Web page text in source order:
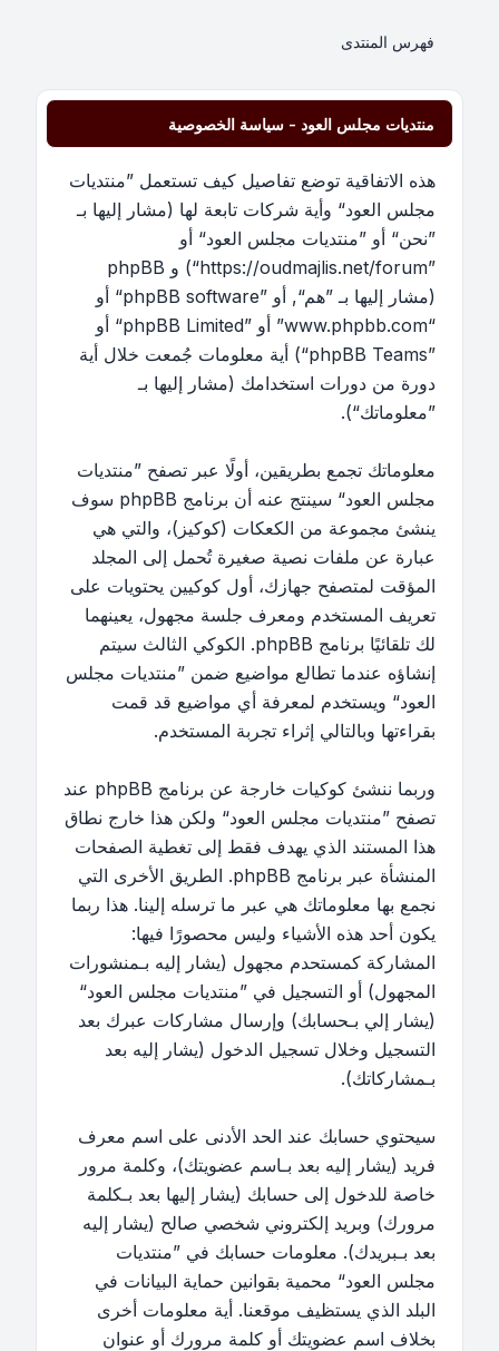
فهرس المنتدى
منتديات مجلس العود - سياسة الخصوصية
هذه الاتفاقية توضع تفاصيل كيف تستعمل ”منتديات
مجلس العود“ وأية شركات تابعة لها (مشار إليها بـ
”نحن“ أو ”منتديات مجلس العود“ أو
”https://oudmajlis.net/forum“) و phpBB
(مشار إليها بـ ”هم“, أو ”phpBB software“ أو
“www.phpbb.com” أو ”phpBB Limited“ أو
”phpBB Teams“) أية معلومات جُمعت خلال أية
دورة من دورات استخدامك (مشار إليها بـ
”معلوماتك“).
معلوماتك تجمع بطريقين، أولًا عبر تصفح ”منتديات
مجلس العود“ سينتج عنه أن برنامج phpBB سوف
ينشئ مجموعة من الكعكات (كوكيز)، والتي هي
عبارة عن ملفات نصية صغيرة تُحمل إلى المجلد
المؤقت لمتصفح جهازك، أول كوكيين يحتويات على
تعريف المستخدم ومعرف جلسة مجهول، يعينهما
لك تلقائيًا برنامج phpBB. الكوكي الثالث سيتم
إنشاؤه عندما تطالع مواضيع ضمن ”منتديات مجلس
العود“ ويستخدم لمعرفة أي مواضيع قد قمت
بقراءتها وبالتالي إثراء تجربة المستخدم.
وربما ننشئ كوكيات خارجة عن برنامج phpBB عند
تصفح ”منتديات مجلس العود“ ولكن هذا خارج نطاق
هذا المستند الذي يهدف فقط إلى تغطية الصفحات
المنشأة عبر برنامج phpBB. الطريق الأخرى التي
نجمع بها معلوماتك هي عبر ما ترسله إلينا. هذا ربما
يكون أحد هذه الأشياء وليس محصورًا فيها:
المشاركة كمستحدم مجهول (يشار إليه بـمنشورات
المجهول) أو التسجيل في ”منتديات مجلس العود“
(يشار إلي بـحسابك) وإرسال مشاركات عبرك بعد
التسجيل وخلال تسجيل الدخول (يشار إليه بعد
بـمشاركاتك).
سيحتوي حسابك عند الحد الأدنى على اسم معرف
فريد (يشار إليه بعد بـاسم عضويتك)، وكلمة مرور
خاصة للدخول إلى حسابك (يشار إليها بعد بـكلمة
مرورك) وبريد إلكتروني شخصي صالح (يشار إليه
بعد بـبريدك). معلومات حسابك في ”منتديات
مجلس العود“ محمية بقوانين حماية البيانات في
البلد الذي يستظيف موقعنا. أية معلومات أخرى
بخلاف اسم عضويتك أو كلمة مرورك أو عنوان